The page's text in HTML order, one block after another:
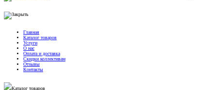
Главная
Каталог товаров
Услуги
О нас
Оплата и доставка
Скидки коллективам
Отзывы
Контакты
Каталог товаров